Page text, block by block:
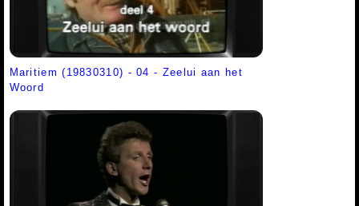
Maritiem (19830310) - 04 - Zeelui aan het
Woord